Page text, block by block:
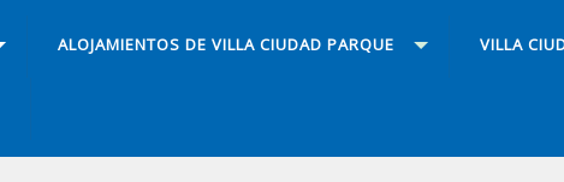
ALOJAMIENTOS DE VILLA CIUDAD PARQUE VILLA